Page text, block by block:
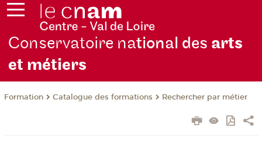
Conservatoire national des arts
et métiers
Formation Catalogue des formations Rechercher par métier